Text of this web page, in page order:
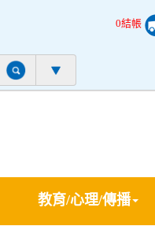
0結帳
教育/心理/傳播